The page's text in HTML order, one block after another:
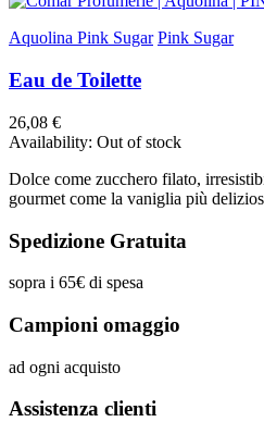
Aquolina Pink Sugar Pink Sugar
Eau de Toilette
26,08 €
Availability: Out of stock
Dolce come zucchero filato,
gourmet come la vaniglia più
Spedizione Gratuita
sopra i 65€ di spesa
Campioni omaggio
ad ogni acquisto
Assistenza clienti